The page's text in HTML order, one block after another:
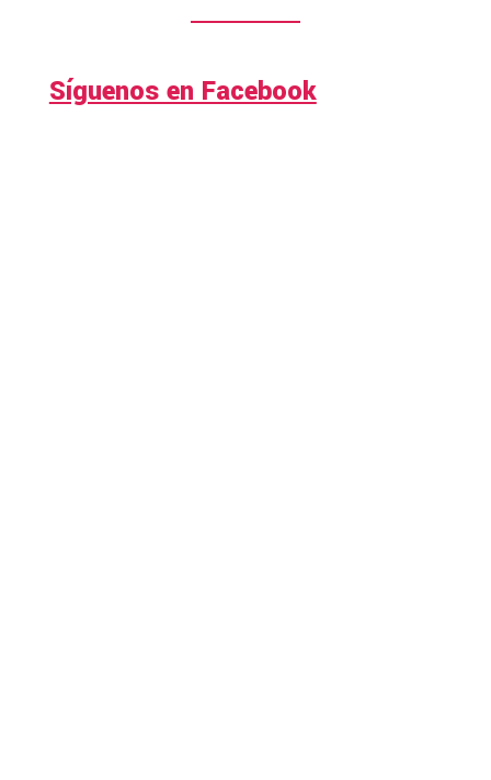
Síguenos en Facebook